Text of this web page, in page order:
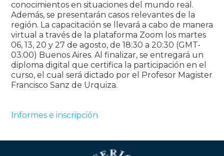
conocimientos en situaciones del mundo real.
Además, se presentarán casos relevantes de la
región. La capacitación se llevará a cabo de manera
virtual a través de la plataforma Zoom los martes
06, 13, 20 y 27 de agosto, de 18:30 a 20:30 (GMT-
03:00) Buenos Aires. Al finalizar, se entregará un
diploma digital que certifica la participación en el
curso, el cual será dictado por el Profesor Magister
Francisco Sanz de Urquiza.
Informes e inscripción